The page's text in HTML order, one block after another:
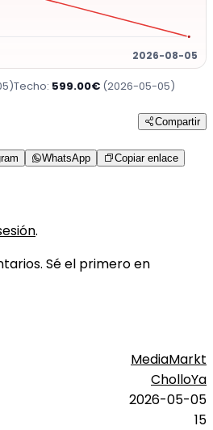
2026-08-05
Techo: 599.00€ (2026-05-05)
Compartir
WhatsApp Copiar enlace
.
Sé el primero en
MediaMarkt
CholloYa
2026-05-05
15